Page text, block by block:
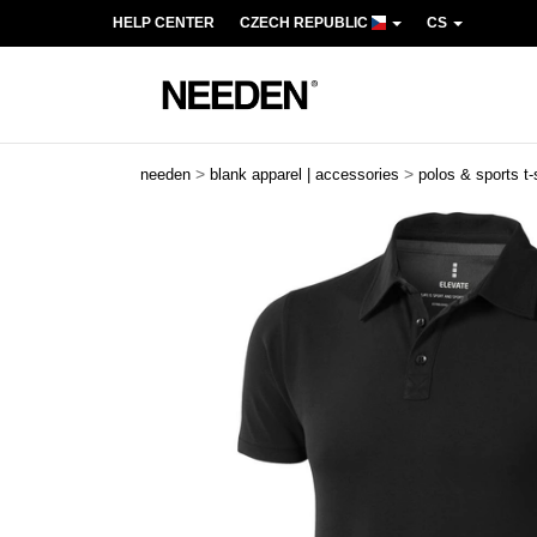
HELP CENTER CZECH REPUBLIC CS
needen > blank apparel | accessories > polos & sports t-